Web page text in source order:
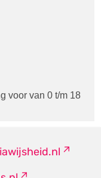
voor van 0 t/m 18